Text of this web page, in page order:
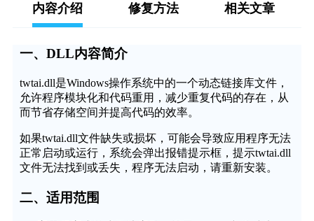
内容介绍 修复方法 相关文章
一、DLL内容简介
twtai.dll是Windows操作系统中的一个动态链接库文件，
允许程序模块化和代码重用，减少重复代码的存在，从
而节省存储空间并提高代码的效率。
如果twtai.dll文件缺失或损坏，可能会导致应用程序无法
正常启动或运行，系统会弹出报错提示框，提示twtai.dll
文件无法找到或丢失，程序无法启动，请重新安装。
二、适用范围